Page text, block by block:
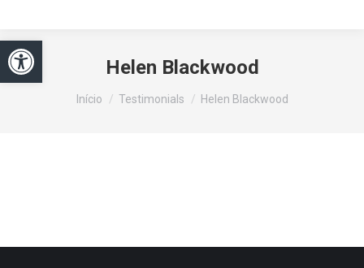
Helen Blackwood
Início Testimonials Helen Blackwood
Abrir a barra de ferramentas